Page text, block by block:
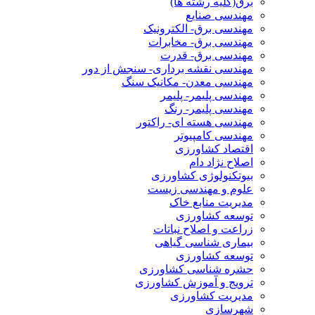
مهندسی صنایع
مهندسی برق- الکترونیک
مهندسی برق- مخابرات
مهندسی برق- قدرت
مهندسی نقشه برداری- سنجش از دور
مهندسی معدن- مکانیک سنگ
مهندسی پلیمر- پلیمر
مهندسی پلیمر- رنگ
مهندسی هسته ای- راکتور
مهندسی کامپیوتر
اقتصاد کشاورزی
اصلاح نژاد دام
بیوتکنولوژی کشاورزی
علوم و مهندسی زیست
مدیریت منابع خاک
توسعه کشاورزی
زراعت و اصلاح نباتات
بیماری شناسی گیاهی
توسعه کشاورزی
حشره شناسی کشاورزی
ترویج و آموزش کشاورزی
مدیریت کشاورزی
شهرسازی